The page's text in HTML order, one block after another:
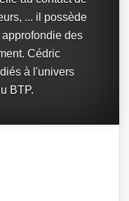
... il possède
des
Cédric
à l'univers
BTP.